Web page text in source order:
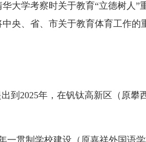
大学考察时关于教育“立德树人”
央、省、市关于教育体育工作的
2025年，在钒钛高新区（原攀
贯制学校建设（原嘉祥外国语